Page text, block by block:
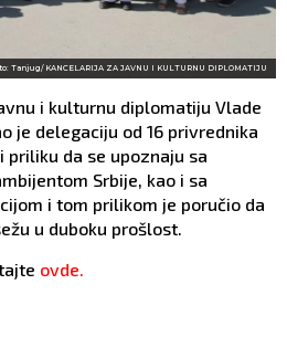
Tanjug/ KANCELARIJA ZA JAVNU I KULTURNU DIPLOMATIJU
i kulturnu diplomatiju Vlade
je delegaciju od 16 privrednika
priliku da se upoznaju sa
Srbije, kao i sa
i tom prilikom je poručio da
u duboku prošlost.
ovde.